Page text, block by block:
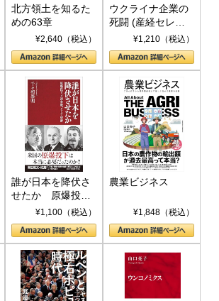
北方領土を知るた
めの63章
¥2,640（税込）
ウクライナ企業の
死闘 (産経セレク
ト S 039)¥1,210（税込）
誰が日本を降伏さ
せたか 原爆投
下、ソ連参戦、そ
して聖断 (PHP新
書)
¥1,100（税込）
農業ビジネス
¥1,848（税込）